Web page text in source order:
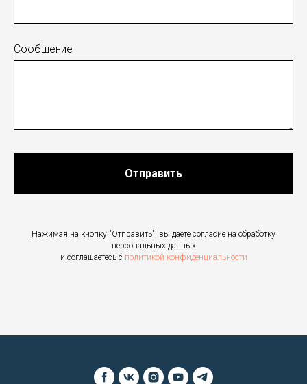
Сообщение
Отправить
Нажимая на кнопку "Отправить", вы даете согласие на обработку
персональных данных
и соглашаетесь c политикой конфиденциальности